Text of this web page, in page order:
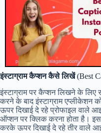
इंस्टाग्राम कैप्शन कैसे लिखें(Best
इंस्टाग्राम पर कैप्शन लिखने के
करने के बाद इंस्टाग्राम एप्लीकेशन
ऊपर दिखाई दे रहे प्रोफाइल वाले
ऑप्शन पर क्लिक करना होता है।
करके ऊपर दिखाई दे रहे तीर वाले